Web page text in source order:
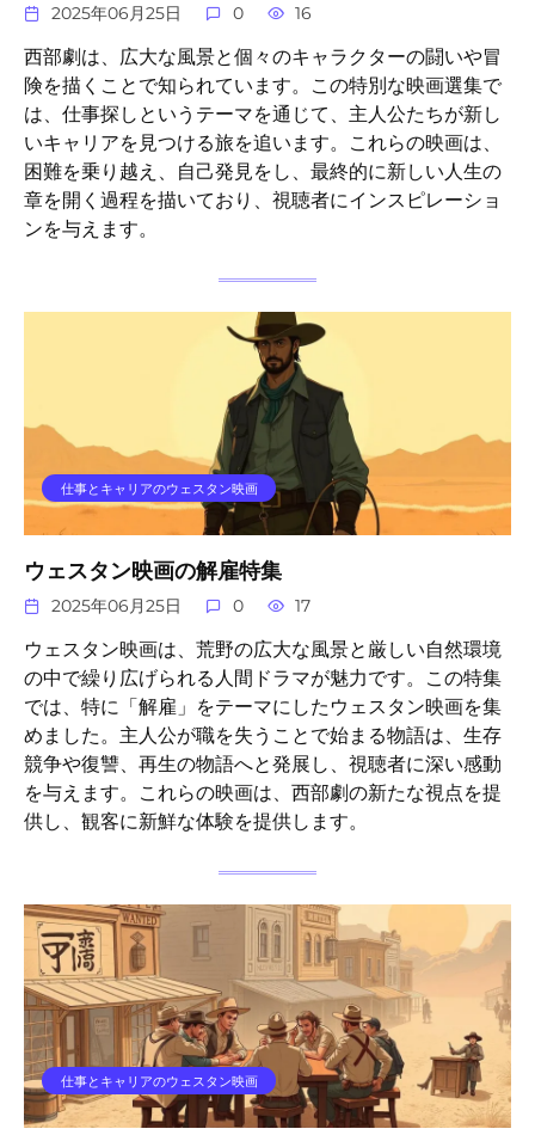
2025年06月25日 0 16
西部劇は、広大な風景と個々のキャラクターの闘いや冒
険を描くことで知られています。この特別な映画選集で
は、仕事探しというテーマを通じて、主人公たちが新し
いキャリアを見つける旅を追います。これらの映画は、
困難を乗り越え、自己発見をし、最終的に新しい人生の
章を開く過程を描いており、視聴者にインスピレーショ
ンを与えます。
仕事とキャリアのウェスタン映画
ウェスタン映画の解雇特集
2025年06月25日 0 17
ウェスタン映画は、荒野の広大な風景と厳しい自然環境
の中で繰り広げられる人間ドラマが魅力です。この特集
では、特に「解雇」をテーマにしたウェスタン映画を集
めました。主人公が職を失うことで始まる物語は、生存
競争や復讐、再生の物語へと発展し、視聴者に深い感動
を与えます。これらの映画は、西部劇の新たな視点を提
供し、観客に新鮮な体験を提供します。
仕事とキャリアのウェスタン映画